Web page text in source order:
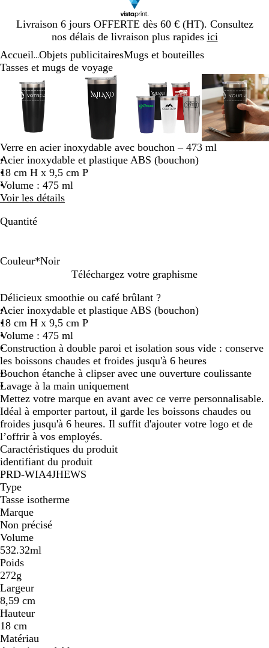
Livraison 6 jours OFFERTE dès 60 € (HT). Consultez
nos délais de livraison plus rapides ici
Diapositive
1
Accueil Objets publicitairesMugs et bouteilles
Tasses et mugs de voyage
Image
zoomable
Zoom
au
minimum
Cliquez
pour
développer
Utilisez
les
touches
plus
et
moins
zoomer
les
touches
fléchées
défiler
Image
zoomable
Zoom
au
minimum
Cliquez
pour
développer
Utilisez
les
touches
plus
moins
pour
zoomer
Image
zoomable
Zoom
au
minimum
Cliquez
pour
développer
Utilisez
les
touches
plus
moins
pour
zoomer
Image
Zoom
au
Cliquez
pour
Utilisez
les
touches
plus
et
moins
Diapositive
Verre en acier inoxydable avec bouchon – 473 ml
Acier inoxydable et plastique ABS (bouchon)
18 cm H x 9,5 cm P
Volume : 475 ml
Voir les détails
Quantité
Couleur*Noir
i
r
u
g
e
r
o
s
é
e
u
a
n
c
i
s
c
h
r
o
m
e
Téléchargez votre graphisme
Délicieux smoothie ou café brûlant ?
Acier inoxydable et plastique ABS (bouchon)
18 cm H x 9,5 cm P
Volume : 475 ml
Construction à double paroi et isolation sous vide : conserve
les boissons chaudes et froides jusqu'à 6 heures
Bouchon étanche à clipser avec une ouverture coulissante
Lavage à la main uniquement
Mettez votre marque en avant avec ce verre personnalisable.
Idéal à emporter partout, il garde les boissons chaudes ou
froides jusqu'à 6 heures. Il suffit d'ajouter votre logo et de
l’offrir à vos employés.
Caractéristiques du produit
identifiant du produit
PRD-WIA4JHEWS
Type
Tasse isotherme
Marque
Non précisé
Volume
532.32ml
Poids
272g
Largeur
8,59 cm
Hauteur
18 cm
Matériau